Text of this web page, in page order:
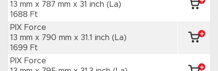
13 mm x 787 mm x 31 inch (La)
1688 Ft
PIX Force
13 mm x 790 mm x 31.1 inch (La)
1699 Ft
PIX Force